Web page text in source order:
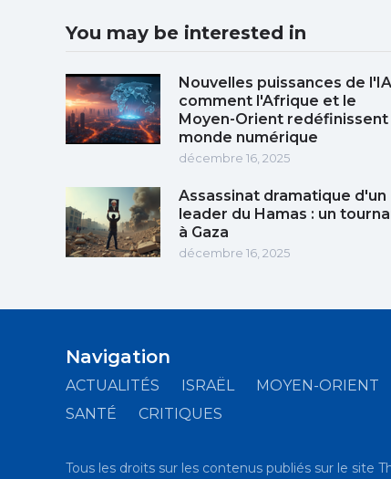
You may be interested in
Nouvelles puissances de
comment l'Afrique et le
Moyen-Orient redéfinissent
monde numérique
décembre 16, 2025
Assassinat dramatique d'un
leader du Hamas : un
à Gaza
décembre 16, 2025
Navigation
ACTUALITÉS ISRAËL MOYEN-ORIENT
SANTÉ
CRITIQUES
Tous les droits sur les contenus publiés sur le site